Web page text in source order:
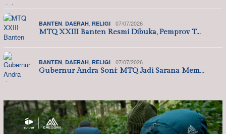
BANTEN DAERAH RELIGI 07/07/2026
MTQ XXIII Banten Resmi Dibuka, Pemprov T…
BANTEN DAERAH RELIGI 07/07/2026
Gubernur Andra Soni: MTQ Jadi Sarana Mem…